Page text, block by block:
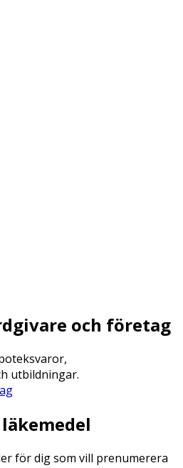
och företag
utbildningar.
för dig som vill prenumerera